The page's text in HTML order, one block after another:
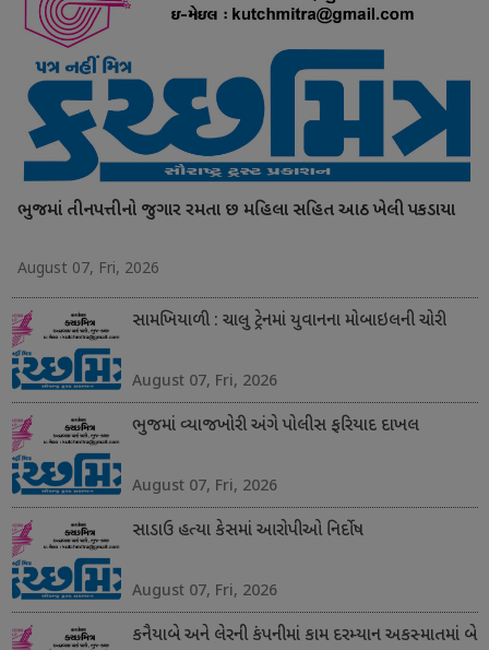
ભુજમાં તીનપત્તીનો જુગાર રમતા છ મહિલા સહિત આઠ ખેલી પકડાયા
August 07, Fri, 2026
સામખિયાળી : ચાલુ ટ્રેનમાં યુવાનના મોબાઇલની ચોરી
August 07, Fri, 2026
ભુજમાં વ્યાજખોરી અંગે પોલીસ ફરિયાદ દાખલ
August 07, Fri, 2026
સાડાઉ હત્યા કેસમાં આરોપીઓ નિર્દોષ
August 07, Fri, 2026
કનૈયાબે અને લેરની કંપનીમાં કામ દરમ્યાન અકસ્માતમાં બે